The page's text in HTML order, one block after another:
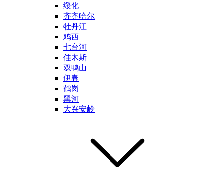
绥化
齐齐哈尔
牡丹江
鸡西
七台河
佳木斯
双鸭山
伊春
鹤岗
黑河
大兴安岭